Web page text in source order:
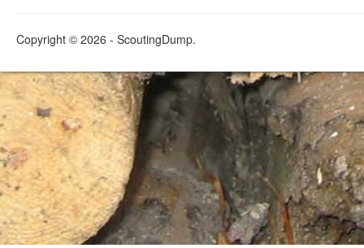
Copyright © 2026 - ScoutingDump.